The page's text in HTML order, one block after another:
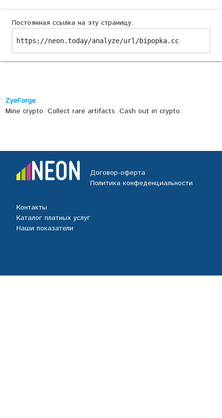
Постоянная ссылка на эту страницу:
https://neon.today/analyze/url/bipopka.cc
ZyeForge
Mine crypto. Collect rare artifacts. Cash out in crypto.
Договор-оферта
Политика конфеденциальности
Контакты
Каталог платных услуг
Наши показатели